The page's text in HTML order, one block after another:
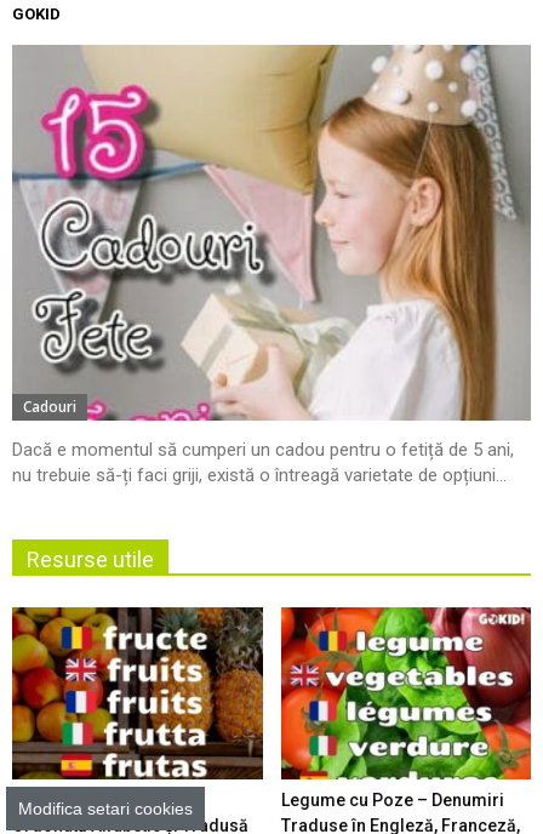
GOKID
Cadouri
Dacă e momentul să cumperi un cadou pentru o fetiță de 5 ani,
nu trebuie să-ți faci griji, există o întreagă varietate de opțiuni...
Resurse utile
Fructe cu Poze – Listă
Ordonată Alfabetic şi Tradusă
Legume cu Poze – Denumiri
Traduse în Engleză, Franceză,
Modifica setari cookies